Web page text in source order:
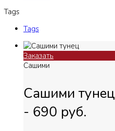
Tags
Tags
Заказать
Сашими
Сашими тунец
- 690 руб.